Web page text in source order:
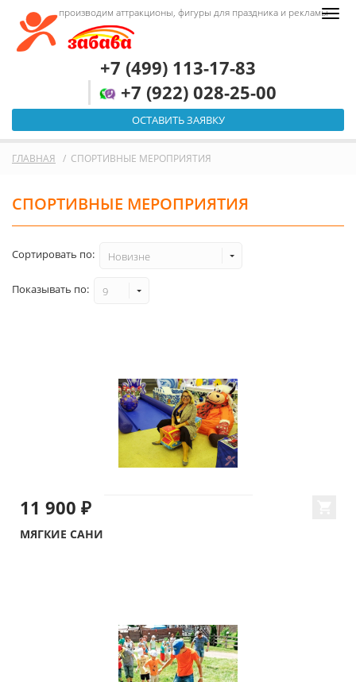
производим аттракционы, фигуры для праздника и рекламы
+7 (499) 113-17-83
+7 (922) 028-25-00
ОСТАВИТЬ ЗАЯВКУ
ГЛАВНАЯ СПОРТИВНЫЕ МЕРОПРИЯТИЯ
СПОРТИВНЫЕ МЕРОПРИЯТИЯ
Сортировать по: Новизне
Показывать по: 9
11 900 ₽
МЯГКИЕ САНИ